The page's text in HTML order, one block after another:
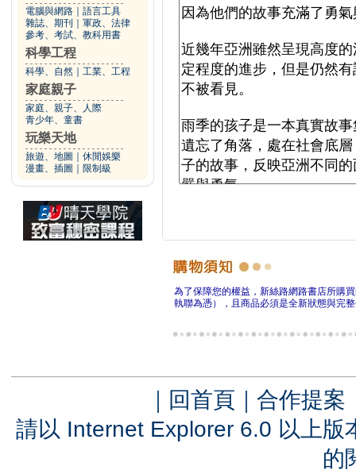
電腦與網路
語言工具
雜誌、期刊
軍政、法律
參考、考試、教科用書
科學工程
科學、自然 工業、工程
家庭親子
家庭、親子、人際
青少年、童書
玩樂天地
旅遊、地圖
休閒娛樂
漫畫、插圖
限制級
為了保障您的權益，新絲路網路書店所購
執聯為憑），且商品必須是全新狀態與完
｜ 回首頁 ｜ 合作提案
請以 Internet Explorer 6.0 以上
的